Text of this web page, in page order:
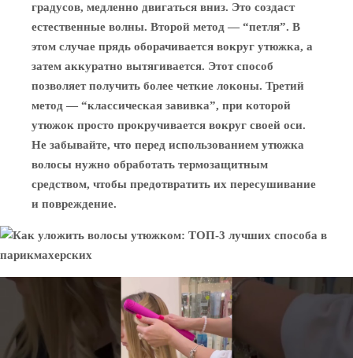
градусов, медленно двигаться вниз. Это создаст
естественные волны. Второй метод — “петля”. В
этом случае прядь оборачивается вокруг утюжка, а
затем аккуратно вытягивается. Этот способ
позволяет получить более четкие локоны. Третий
метод — “классическая завивка”, при которой
утюжок просто прокручивается вокруг своей оси.
Не забывайте, что перед использованием утюжка
волосы нужно обработать термозащитным
средством, чтобы предотвратить их пересушивание
и повреждение.